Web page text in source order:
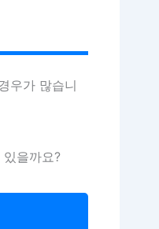
우가 많습니
을까요?